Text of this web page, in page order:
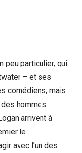
peu particulier, qui
– et ses
comédiens, mais
hommes.
arrivent à
le
avec l’un des